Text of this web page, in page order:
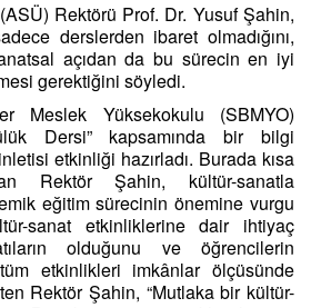
Rektörü Prof. Dr. Yusuf Şahin,
derslerden ibaret olmadığını,
açıdan da bu sürecin en iyi
gerektiğini söyledi.
Meslek Yüksekokulu (SBMYO)
Dersi” kapsamında bir bilgi
etkinliği hazırladı. Burada kısa
Rektör Şahin, kültür-sanatla
eğitim sürecinin önemine vurgu
sanat etkinliklerine dair ihtiyaç
olduğunu ve öğrencilerin
etkinlikleri imkânlar ölçüsünde
Rektör Şahin, “Mutlaka bir kültür-